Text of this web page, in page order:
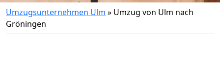
Umzugsunternehmen Ulm » Umzug von Ulm nach
Gröningen